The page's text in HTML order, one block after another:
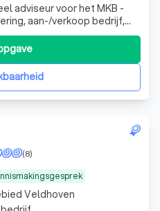
adviseur voor het MKB -
aan-/verkoop bedrijf,
zwaar weer en whoa
(8)
Veldhoven